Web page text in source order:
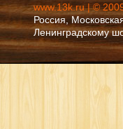
www.13k.ru | ©
Россия,
Ленинградскому